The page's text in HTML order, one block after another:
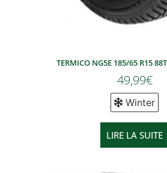
TERMICO NG5E 185/65 R15
49,99€
Winter
LIRE LA SUITE